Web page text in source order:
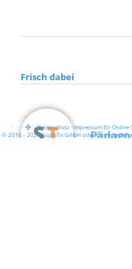
Frisch dabei
· · ·Datenschutz·Impressum EU-
© 2016 - 2026 SupraTix GmbH oder